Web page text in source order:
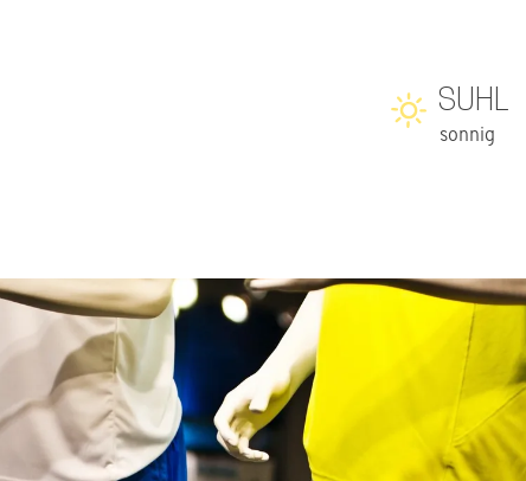
SUHL
sonnig